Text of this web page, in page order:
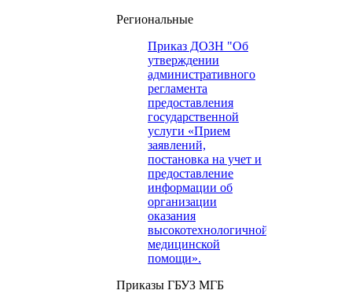
Региональные
Приказ ДОЗН "Об
утверждении
административного
регламента
предоставления
государственной
услуги «Прием
заявлений,
постановка на учет и
предоставление
информации об
организации
оказания
высокотехнологичной
медицинской
помощи».
Приказы ГБУЗ МГБ